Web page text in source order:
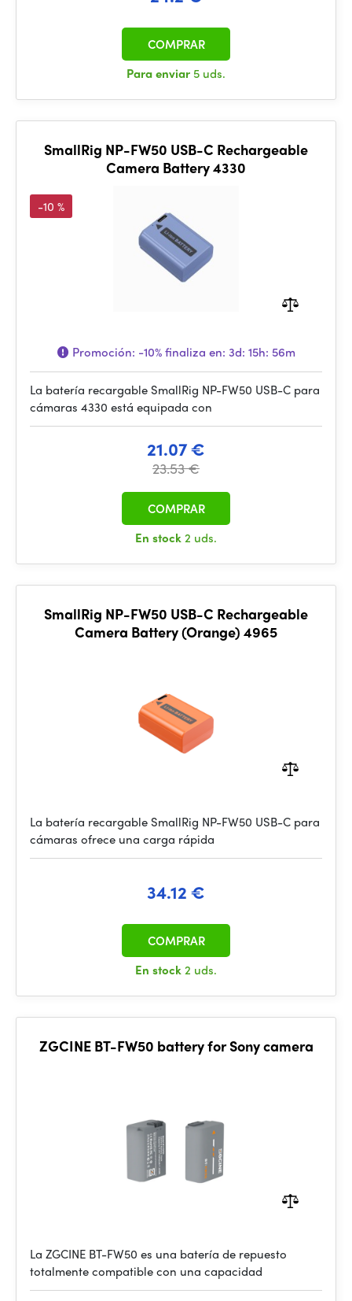
Para enviar 5 uds.
COMPRAR
SmallRig NP-FW50 USB-C Rechargeable
Camera Battery 4330
-10 %
Promoción: -10%finaliza en: 3d: 15h: 56m
La batería recargable SmallRig NP-FW50 USB-C para
cámaras 4330 está equipada con
21.07 €
23.53 €
En stock2 uds.
COMPRAR
SmallRig NP-FW50 USB-C Rechargeable
Camera Battery (Orange) 4965
La batería recargable SmallRig NP-FW50 USB-C para
cámaras ofrece una carga rápida
34.12 €
En stock2 uds.
COMPRAR
ZGCINE BT-FW50 battery for Sony camera
La ZGCINE BT-FW50 es una batería de repuesto
totalmente compatible con una capacidad